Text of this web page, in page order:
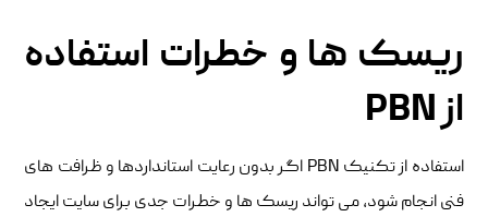
ریسک ها و خطرات استفاده
از PBN
استفاده از تکنیک PBN اگر بدون رعایت استانداردها و ظرافت های
فنی انجام شود، می تواند ریسک ها و خطرات جدی برای سایت ایجاد